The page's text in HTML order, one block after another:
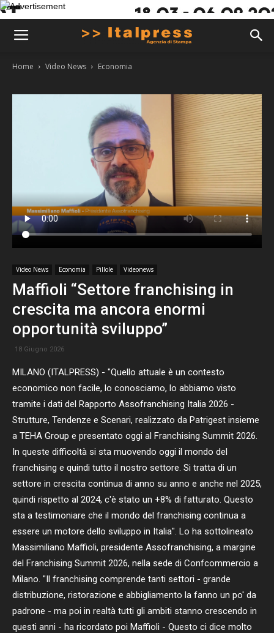
Home Video News Economia
Video News Economia Pillole Videonews
Maffioli “Settore franchising in
crescita ma ancora enormi
opportunità sviluppo”
18 Giugno 2026
MILANO (ITALPRESS) - "Quello attuale è un contesto
economico non facile, lo conosciamo, lo abbiamo visto
tramite i dati del Rapporto Assofranchising Italia 2026 -
Strutture, Tendenze e Scenari, realizzato da Patrigest insieme
a TEHA Group e presentato oggi al Franchising Summit 2026.
In queste difficoltà si sta muovendo oggi il mondo del
franchising e quindi tutto il nostro settore. Si tratta di un
settore in crescita continua di anno su anno e anche nel 2025,
quindi rispetto al 2024, c'è stato un +8% di fatturato. Questo
sta a testimoniare che il mondo del franchising continua a
essere un motore dello sviluppo in Italia". Lo ha sottolineato
Massimiliano Maffioli, presidente Assofranchising, a margine
del Franchising Summit 2026, nella sede di Confcommercio a
Milano. "Il franchising comprende tanti settori - grande
distribuzione, ristorazione e abbigliamento la fanno un po' da
padrone - ma poi in realtà tutti gli ambiti stanno crescendo in
questi anni - ha ricordato poi Maffioli - Questo ci dice molto